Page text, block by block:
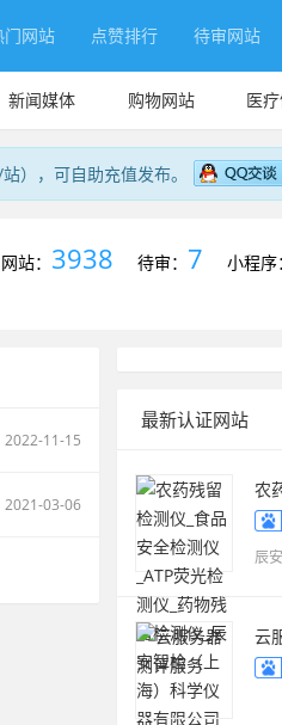
门网站 点赞排行 待审网站
新闻媒体 购物网站 医
），可自助充值发布。
网站： 3938 待审： 7 小程序：
2022-11-15
2021-03-06
最新认证网站
农
检
科
辰
云